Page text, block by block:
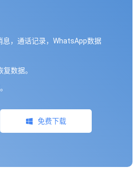
息，通话记录，WhatsApp数据
数据。
免费下载